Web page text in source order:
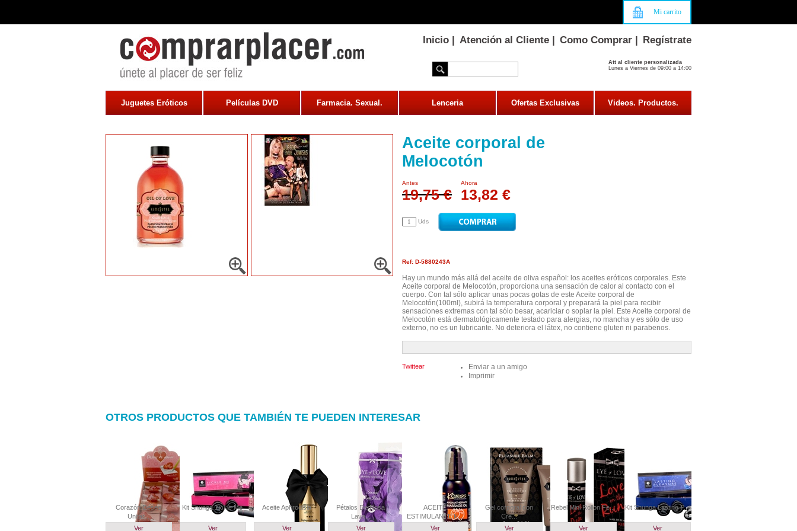
Mi carrito
Inicio | Atención al Cliente | Como Comprar | Regístrate
Att al cliente personalizada
Lunes a Viernes de 09:00 a 14:00
Juguetes Eróticos Películas DVD Farmacia. Sexual. Lenceria Ofertas Exclusivas Videos. Productos.
Aceite corporal de
Melocotón
Antes
19,75 €
Ahora
13,82 €
Uds
Ref: D-5880243A
Hay un mundo más allá del aceite de oliva español: los aceites eróticos corporales. Este
Aceite corporal de Melocotón, proporciona una sensación de calor al contacto con el
cuerpo. Con tal sólo aplicar unas pocas gotas de este Aceite corporal de
Melocotón(100ml), subirá la temperatura corporal y preparará la piel para recibir
sensaciones extremas con tal sólo besar, acariciar o soplar la piel. Este Aceite corporal de
Melocotón está dermatológicamente testado para alergias, no mancha y es sólo de uso
externo, no es un lubricante. No deteriora el látex, no contiene gluten ni parabenos.
Twittear
Enviar a un amigo
Imprimir
OTROS PRODUCTOS QUE TAMBIÉN TE PUEDEN INTERESAR
Corazón Deseo
Unitar...
Ver
Kit Shunga Tickle Me
Ver
Aceite Aphrodisia
Ver
Pétalos De Rosa
Lava...
Ver
ACEITE
ESTIMULANTE K...
Ver
Gel corporal con
Cre...
Ver
Rebel Mini Rollon Fe...
Ver
Kit Shunga Lasting P...
Ver